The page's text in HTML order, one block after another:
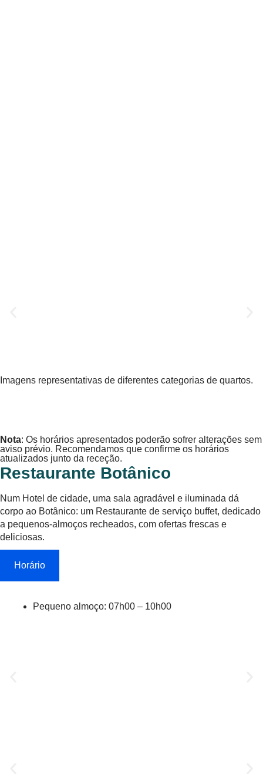
Imagens representativas de diferentes categorias de quartos.
Nota: Os horários apresentados poderão sofrer alterações sem
aviso prévio. Recomendamos que confirme os horários
atualizados junto da receção.
Restaurante Botânico
Num Hotel de cidade, uma sala agradável e iluminada dá
corpo ao Botânico: um Restaurante de serviço buffet, dedicado
a pequenos-almoços recheados, com ofertas frescas e
deliciosas.
Horário
Pequeno almoço: 07h00 – 10h00